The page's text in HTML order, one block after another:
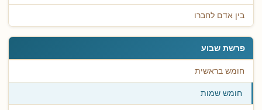
בין אדם לחברו
פרשת שבוע
חומש בראשית
חומש שמות